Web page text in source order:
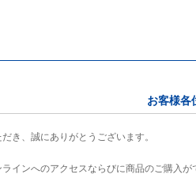
お客様各
き、誠にありがとうございます。
インへのアクセスならびに商品のご購入が